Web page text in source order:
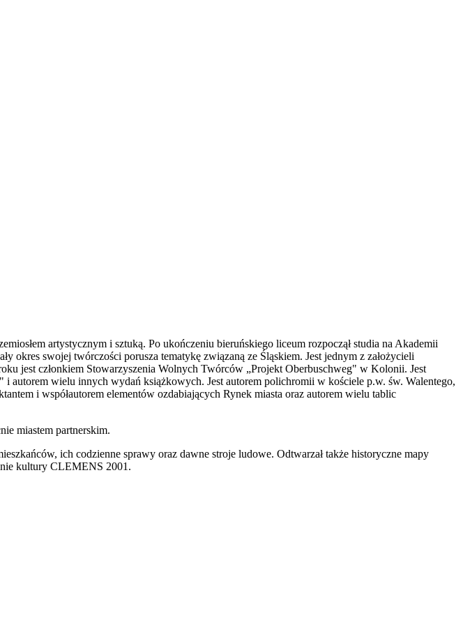
artystycznym i sztuką. Po ukończeniu bieruńskiego liceum rozpoczął studia na Akademii
swojej twórczości porusza tematykę związaną ze Śląskiem. Jest jednym z założycieli
jest członkiem Stowarzyszenia Wolnych Twórców „Projekt Oberbuschweg" w Kolonii. Jest
autorem wielu innych wydań książkowych. Jest autorem polichromii w kościele p.w. św. Walentego,
i współautorem elementów ozdabiających Rynek miasta oraz autorem wielu tablic
miastem partnerskim.
ich codzienne sprawy oraz dawne stroje ludowe. Odtwarzał także historyczne mapy
kultury CLEMENS 2001.